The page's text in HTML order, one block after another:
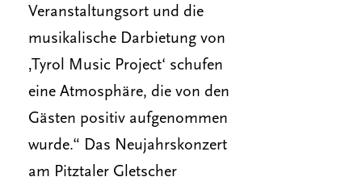
Veranstaltungsort und die
musikalische Darbietung von
‚Tyrol Music Project‘ schufen
eine Atmosphäre, die von den
Gästen positiv aufgenommen
wurde.“ Das Neujahrskonzert
am Pitztaler Gletscher